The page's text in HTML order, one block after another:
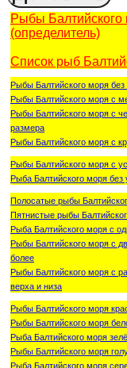
Рыбы Балтийского
(определитель)
Список рыб
Рыбы Балтийского моря
Рыбы Балтийского моря с
Рыбы Балтийского моря с
размера
Рыбы Балтийского моря с
Рыбы Балтийского моря с
Рыба Балтийского моря без
Полосатые рыбы
Пятнистые рыбы
Рыба Балтийского моря с
Рыбы Балтийского моря с
более
Рыбы Балтийского моря с
верха и низа
Рыбы Балтийского моря
Рыбы Балтийского моря
Рыба Балтийского моря
Рыбы Балтийского моря
Рыба Балтийского моря